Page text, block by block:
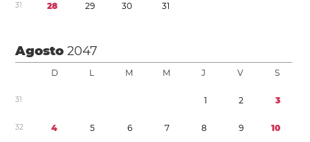
31 28 29 30 31
Agosto2047
D L M M J V S
31 1 2 3
32 4 5 6 7 8 9 10